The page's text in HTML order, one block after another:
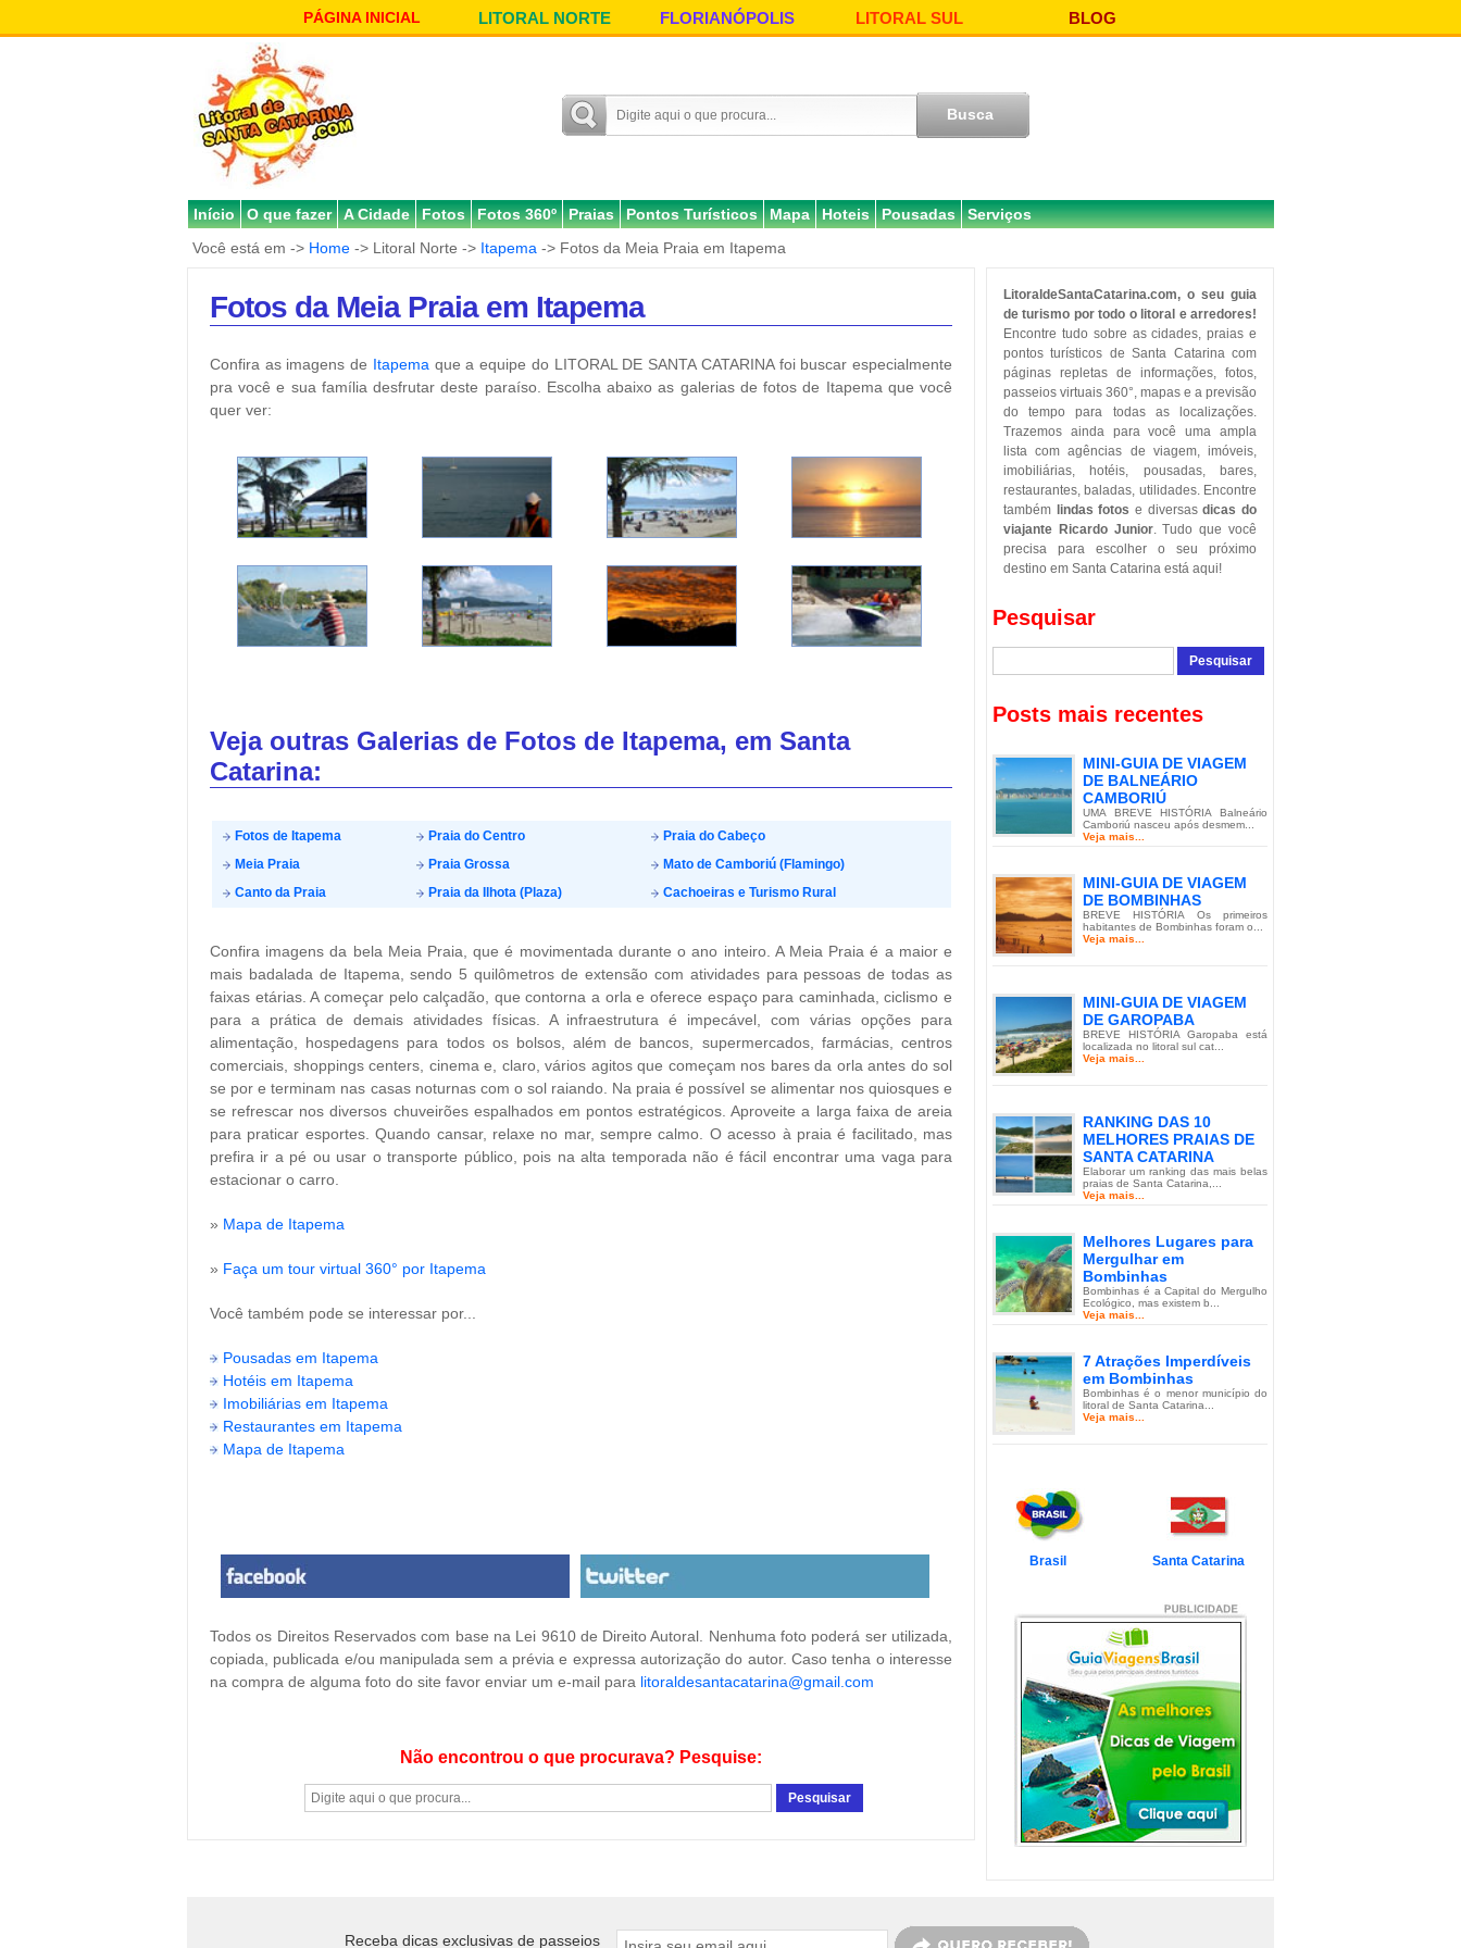
PÁGINA INICIAL LITORAL NORTE FLORIANÓPOLIS LITORAL SUL BLOG
Início O que fazer A Cidade Fotos Fotos 360º Praias Pontos Turísticos Mapa Hoteis Pousadas
Serviços
Você está em -> Home -> Litoral Norte -> Itapema -> Fotos da Meia Praia em Itapema
Fotos da Meia Praia em Itapema
Confira as imagens de Itapema que a equipe do LITORAL DE SANTA CATARINA foi buscar especialmente
pra você e sua família desfrutar deste paraíso. Escolha abaixo as galerias de fotos de Itapema que você
quer ver:
Veja outras Galerias de Fotos de Itapema, em Santa
Catarina:
Fotos de Itapema Praia do Centro
Praia do Cabeço
Meia Praia
Praia Grossa
Mato de Camboriú (Flamingo)
Canto da Praia
Praia da Ilhota (Plaza) Cachoeiras e Turismo Rural
Confira imagens da bela Meia Praia, que é movimentada durante o ano inteiro. A Meia Praia é a maior e
mais badalada de Itapema, sendo 5 quilômetros de extensão com atividades para pessoas de todas as
faixas etárias. A começar pelo calçadão, que contorna a orla e oferece espaço para caminhada, ciclismo e
para a prática de demais atividades físicas. A infraestrutura é impecável, com várias opções para
alimentação, hospedagens para todos os bolsos, além de bancos, supermercados, farmácias, centros
comerciais, shoppings centers, cinema e, claro, vários agitos que começam nos bares da orla antes do sol
se por e terminam nas casas noturnas com o sol raiando. Na praia é possível se alimentar nos quiosques e
se refrescar nos diversos chuveirões espalhados em pontos estratégicos. Aproveite a larga faixa de areia
para praticar esportes. Quando cansar, relaxe no mar, sempre calmo. O acesso à praia é facilitado, mas
prefira ir a pé ou usar o transporte público, pois na alta temporada não é fácil encontrar uma vaga para
estacionar o carro.
» Mapa de Itapema
» Faça um tour virtual 360° por Itapema
Você também pode se interessar por...
Pousadas em Itapema
Hotéis em Itapema
Imobiliárias em Itapema
Restaurantes em Itapema
Mapa de Itapema
Todos os Direitos Reservados com base na Lei 9610 de Direito Autoral. Nenhuma foto poderá ser utilizada,
copiada, publicada e/ou manipulada sem a prévia e expressa autorização do autor. Caso tenha o interesse
na compra de alguma foto do site favor enviar um e-mail para litoraldesantacatarina@gmail.com
Não encontrou o que procurava? Pesquise:
LitoraldeSantaCatarina.com, o seu guia
de turismo por todo o litoral e arredores!
Encontre tudo sobre as cidades, praias e
pontos turísticos de Santa Catarina com
páginas repletas de informações, fotos,
passeios virtuais 360°, mapas e a previsão
do tempo para todas as localizações.
Trazemos ainda para você uma ampla
lista com agências de viagem, imóveis,
imobiliárias, hotéis, pousadas, bares,
restaurantes, baladas, utilidades. Encontre
também
lindas fotos e diversasdicas do
viajante Ricardo Junior. Tudo que você
precisa para escolher o seu próximo
destino em Santa Catarina está aqui!
Pesquisar
Posts mais recentes
MINI-GUIA DE VIAGEM
DE BALNEÁRIO
CAMBORIÚ
UMA BREVE HISTÓRIA Balneário
Camboriú nasceu após desmem...
Veja mais...
MINI-GUIA DE VIAGEM
DE BOMBINHAS
BREVE HISTÓRIA Os primeiros
habitantes de Bombinhas foram o...
Veja mais...
MINI-GUIA DE VIAGEM
DE GAROPABA
BREVE HISTÓRIA Garopaba está
localizada no litoral sul cat...
Veja mais...
RANKING DAS 10
MELHORES PRAIAS DE
SANTA CATARINA
Elaborar um ranking das mais belas
praias de Santa Catarina,...
Veja mais...
Melhores Lugares para
Mergulhar em
Bombinhas
Bombinhas é a Capital do Mergulho
Ecológico, mas existem b...
Veja mais...
7 Atrações Imperdíveis
em Bombinhas
Bombinhas é o menor município do
litoral de Santa Catarina...
Veja mais...
de Balneário Camboriú e
Balneário Camboriú é um passeio
em Florianópolis
Florianópolis é um dos destinos mais
desejados dos último...
Veja mais...
Garopaba e Região com
Crianças
Garopaba é um município de Santa
Catarina a 80 quilômetro...
Veja mais...
Litoral de Santa Catarina
Brasil Santa Catarina
Receba dicas exclusivas de passeios